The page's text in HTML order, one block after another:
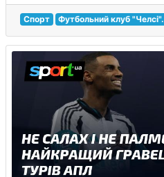
Спорт Футбольний клуб "Челсі".